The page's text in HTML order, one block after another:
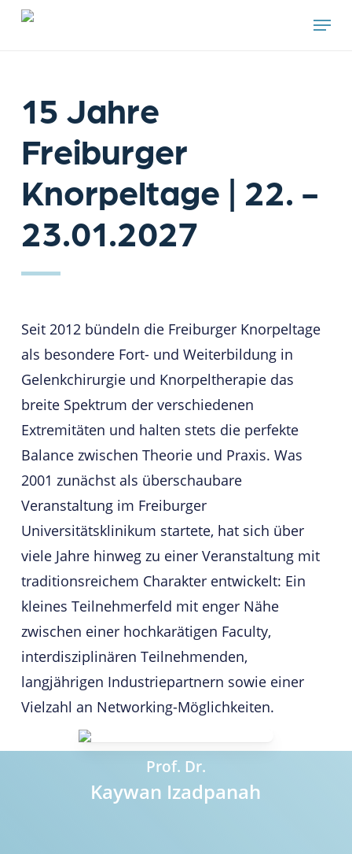
Skip
Menu
15 Jahre
Freiburger
Knorpeltage | 22. -
23.01.2027
Seit 2012 bündeln die Freiburger Knorpeltage
als besondere Fort- und Weiterbildung in
Gelenkchirurgie und Knorpeltherapie das
breite Spektrum der verschiedenen
Extremitäten und halten stets die perfekte
Balance zwischen Theorie und Praxis. Was
2001 zunächst als überschaubare
Veranstaltung im Freiburger
Universitätsklinikum startete, hat sich über
viele Jahre hinweg zu einer Veranstaltung mit
traditionsreichem Charakter entwickelt: Ein
kleines Teilnehmerfeld mit enger Nähe
zwischen einer hochkarätigen Faculty,
interdisziplinären Teilnehmenden,
langjährigen Industriepartnern sowie einer
Vielzahl an Networking-Möglichkeiten.
Prof. Dr.
Kaywan Izadpanah